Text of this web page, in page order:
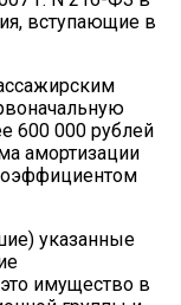
вступающие в
600 000 рублей
амортизации
указанные
имущество в